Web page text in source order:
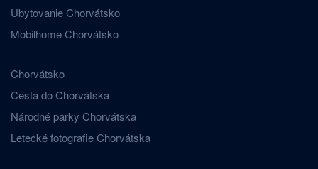
Ubytovanie Chorvátsko
Mobilhome Chorvátsko
Chorvátsko
Cesta do Chorvátska
Národné parky Chorvátska
Letecké fotografie Chorvátska